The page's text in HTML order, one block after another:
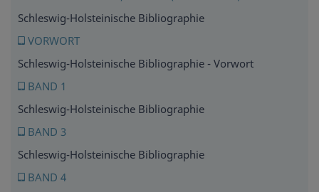
Schleswig-Holsteinische Bibliographie
VORWORT
Schleswig-Holsteinische Bibliographie - Vorwort
BAND 1
Schleswig-Holsteinische Bibliographie
BAND 3
Schleswig-Holsteinische Bibliographie
BAND 4